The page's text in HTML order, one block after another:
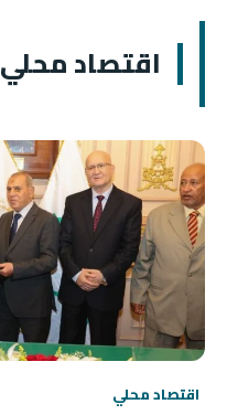
اقتصاد محلي
اقتصاد محلي